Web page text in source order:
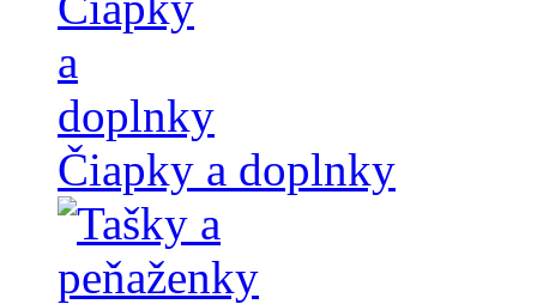
Čiapky a doplnky